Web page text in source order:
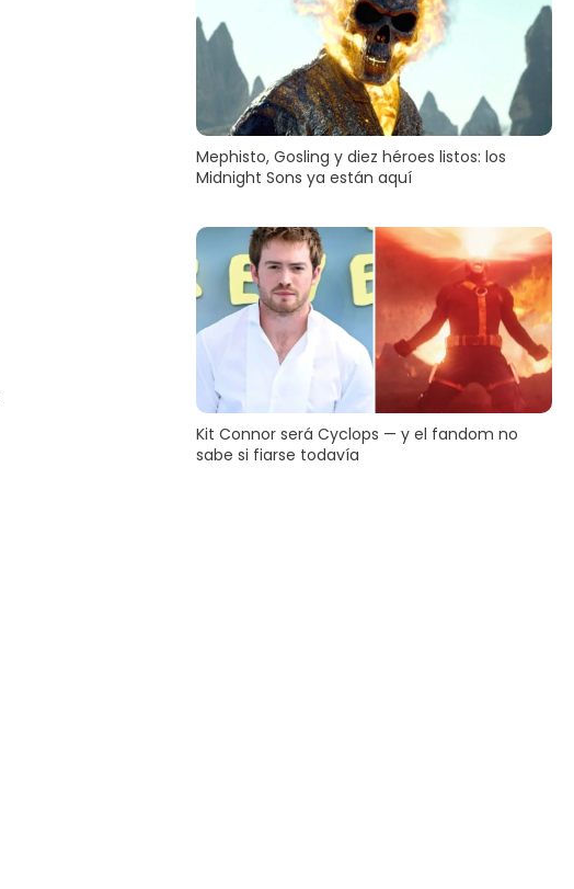
Mephisto, Gosling y diez héroes listos: los
Midnight Sons ya están aquí
Kit Connor será Cyclops — y el fandom no
sabe si fiarse todavía